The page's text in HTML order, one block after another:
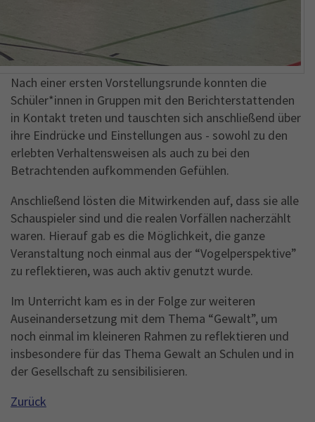
Nach einer ersten Vorstellungsrunde konnten die
Schüler*innen in Gruppen mit den Berichterstattenden
in Kontakt treten und tauschten sich anschließend über
ihre Eindrücke und Einstellungen aus - sowohl zu den
erlebten Verhaltensweisen als auch zu bei den
Betrachtenden aufkommenden Gefühlen.
Anschließend lösten die Mitwirkenden auf, dass sie alle
Schauspieler sind und die realen Vorfällen nacherzählt
waren. Hierauf gab es die Möglichkeit, die ganze
Veranstaltung noch einmal aus der “Vogelperspektive”
zu reflektieren, was auch aktiv genutzt wurde.
Im Unterricht kam es in der Folge zur weiteren
Auseinandersetzung mit dem Thema “Gewalt”, um
noch einmal im kleineren Rahmen zu reflektieren und
insbesondere für das Thema Gewalt an Schulen und in
der Gesellschaft zu sensibilisieren.
Zurück